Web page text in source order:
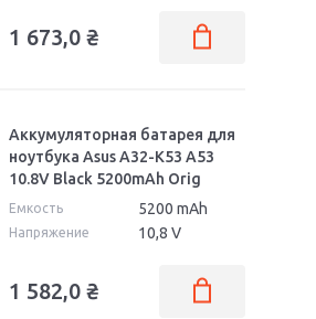
1 673,0 ₴
Аккумуляторная батарея для
ноутбука Asus A32-K53 A53
10.8V Black 5200mAh Orig
Емкость 5200 mAh
Напряжение 10,8 V
1 582,0 ₴